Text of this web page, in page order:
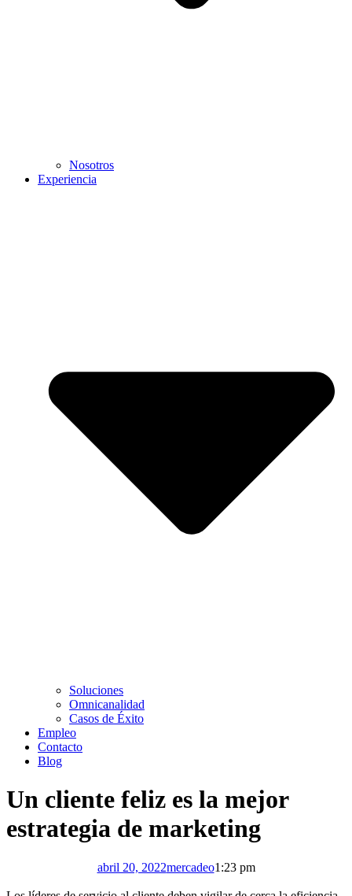
Nosotros
Experiencia
Soluciones
Omnicanalidad
Casos de Éxito
Empleo
Contacto
Blog
Un cliente feliz es la mejor
estrategia de marketing
abril 20, 2022mercadeo1:23 pm